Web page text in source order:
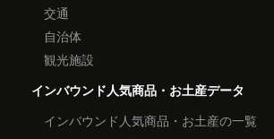
交通
自治体
観光施設
インバウンド人気商品・お土産データ
インバウンド人気商品・お土産の一覧